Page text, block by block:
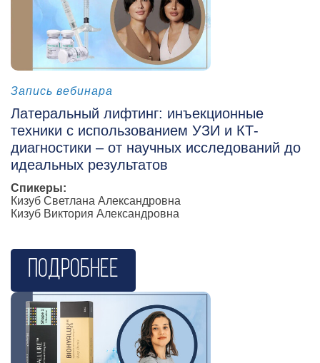
косметология
Запись вебинара
Латеральный лифтинг: инъекционные
техники с использованием УЗИ и КТ-
диагностики – от научных исследований до
идеальных результатов
Спикеры:
Кизуб Светлана Александровна
Кизуб Виктория Александровна
Подробнее